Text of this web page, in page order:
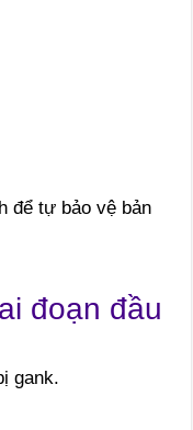
để tự bảo vệ bản
đoạn đầu
gank.